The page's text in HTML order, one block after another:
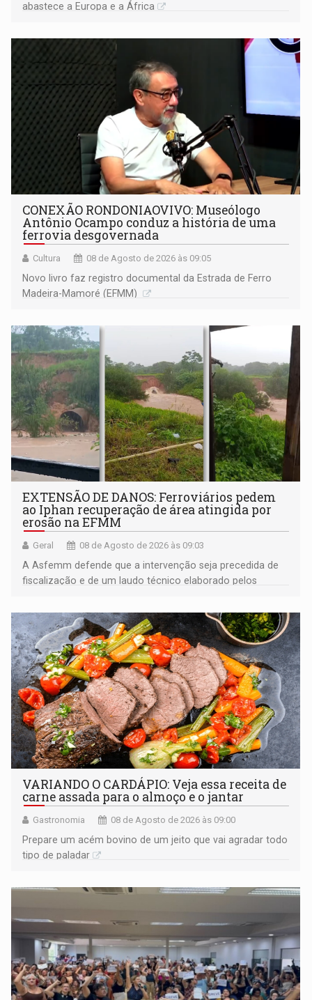
abastece a Europa e a África
CONEXÃO RONDONIAOVIVO: Museólogo
Antônio Ocampo conduz a história de uma
ferrovia desgovernada
Cultura 08 de Agosto de 2026 às 09:05
Novo livro faz registro documental da Estrada de Ferro
Madeira-Mamoré (EFMM)
EXTENSÃO DE DANOS: Ferroviários pedem
ao Iphan recuperação de área atingida por
erosão na EFMM
Geral 08 de Agosto de 2026 às 09:03
A Asfemm defende que a intervenção seja precedida de
fiscalização e de um laudo técnico elaborado pelos
VARIANDO O CARDÁPIO: Veja essa receita de
carne assada para o almoço e o jantar
Gastronomia 08 de Agosto de 2026 às 09:00
Prepare um acém bovino de um jeito que vai agradar todo
tipo de paladar